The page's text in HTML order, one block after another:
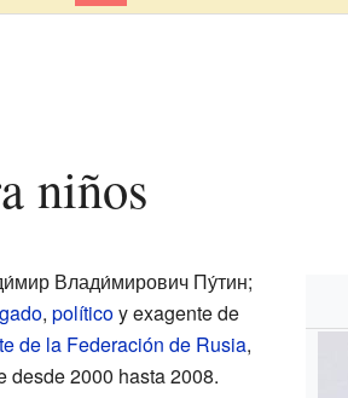
niños
Влади́мирович Пу́тин;
, políticoy exagente de
de la Federación de Rusia,
desde 2000 hasta 2008.